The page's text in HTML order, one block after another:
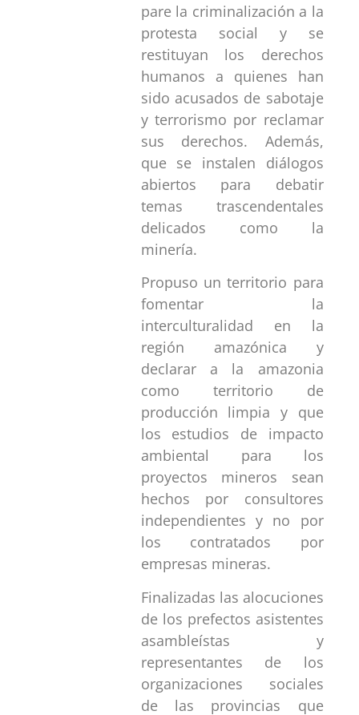
pare la criminalización a la
protesta social y se
restituyan los derechos
humanos a quienes han
sido acusados de sabotaje
y terrorismo por reclamar
sus derechos. Además,
que se instalen diálogos
abiertos para debatir
temas trascendentales
delicados como la
minería.
Propuso un territorio para
fomentar la
interculturalidad en la
región amazónica y
declarar a la amazonia
como territorio de
producción limpia y que
los estudios de impacto
ambiental para los
proyectos mineros sean
hechos por consultores
independientes y no por
los contratados por
empresas mineras.
Finalizadas las alocuciones
de los prefectos asistentes
asambleístas y
representantes de los
organizaciones sociales
de las provincias que